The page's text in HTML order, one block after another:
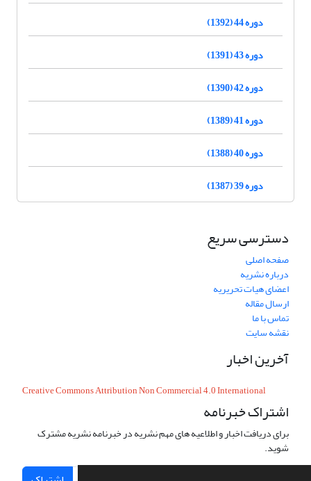
دوره 44 (1392)
دوره 43 (1391)
دوره 42 (1390)
دوره 41 (1389)
دوره 40 (1388)
دوره 39 (1387)
دسترسی سریع
صفحه اصلی
درباره نشریه
اعضای هیات تحریریه
ارسال مقاله
تماس با ما
نقشه سایت
آخرین اخبار
Creative Commons Attribution Non Commercial 4.0 International
اشتراک خبرنامه
برای دریافت اخبار و اطلاعیه های مهم نشریه در خبرنامه نشریه مشترک
شوید.